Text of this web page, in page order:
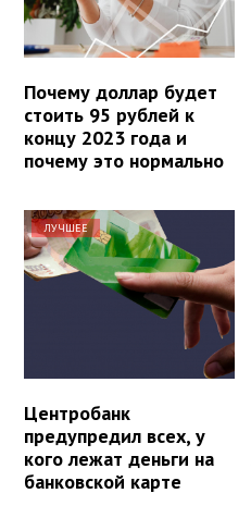
Почему доллар будет
стоить 95 рублей к
концу 2023 года и
почему это нормально
ЛУЧШЕЕ
Центробанк
предупредил всех, у
кого лежат деньги на
банковской карте